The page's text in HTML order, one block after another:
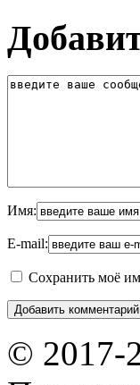
Имя:
E-mail:
Сохранить моё
© 2017-